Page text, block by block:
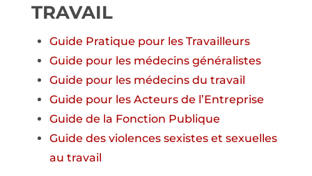
TRAVAIL
Guide Pratique pour les Travailleurs
Guide pour les médecins généralistes
Guide pour les médecins du travail
Guide pour les Acteurs de l’Entreprise
Guide de la Fonction Publique
Guide des violences sexistes et sexuelles
au travail